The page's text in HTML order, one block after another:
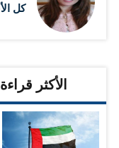
كل
الأكثر قراءة